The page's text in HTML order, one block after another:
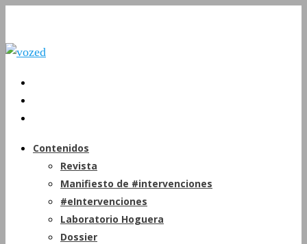
Contenidos
Revista
Manifiesto de #intervenciones
#eIntervenciones
Laboratorio Hoguera
Dossier